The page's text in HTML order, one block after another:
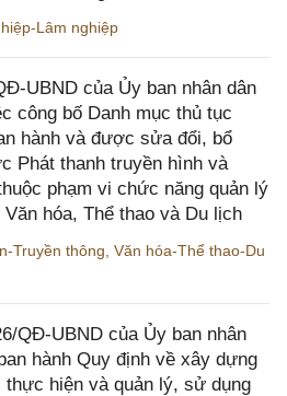
Lâm nghiệp
UBND của Ủy ban nhân dân
công bố Danh mục thủ tục
hành và được sửa đổi, bổ
Phát thanh truyền hình và
phạm vi chức năng quản lý
hóa, Thể thao và Du lịch
Truyền thông Văn hóa-Thể thao-Du
QĐ-UBND của Ủy ban nhân
hành Quy định về xây dựng
hiện và quản lý, sử dụng